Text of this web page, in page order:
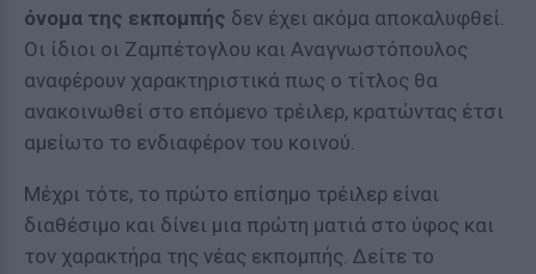
όνομα της εκπομπής δεν έχει ακόμα αποκαλυφθεί.
Οι ίδιοι οι Ζαμπέτογλου και Αναγνωστόπουλος
αναφέρουν χαρακτηριστικά πως ο τίτλος θα
ανακοινωθεί στο επόμενο τρέιλερ, κρατώντας έτσι
αμείωτο το ενδιαφέρον του κοινού.
Μέχρι τότε, το πρώτο επίσημο τρέιλερ είναι
διαθέσιμο και δίνει μια πρώτη ματιά στο ύφος και
τον χαρακτήρα της νέας εκπομπής. Δείτε το